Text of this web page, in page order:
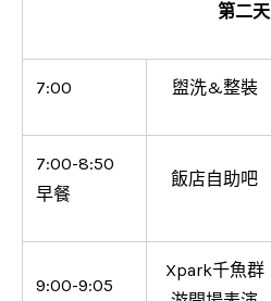
第二天
7:00 盥洗&整裝
7:00-8:50
早餐
飯店自助吧
9:00-9:05
Xpark千魚群